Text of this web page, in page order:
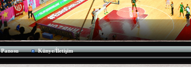
Künye/İletişim